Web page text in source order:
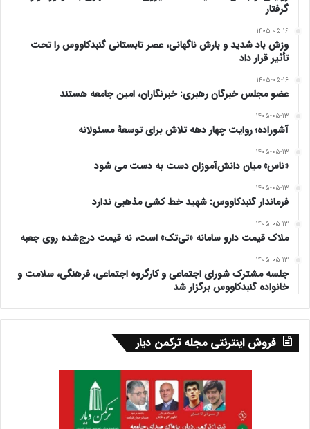
۲- الگوی توسعه صنعتی باید مبتنی بر توسعه خوشه‌های
کسب‌وکار نظیر خوشه مبل،خوشه لبنی و خوشه طیور ،… و کاملاً
مبتنی بر چرخه ارزش‌افزوده و کسب حداکثر ارزش در استان باشد.
۳- الگوی توسعه کشاورزی استان باید انتقال فنّاوری آبیاری،
تکنولوژی کشت گلخانه‌ای، محصولات پربازده کشاورزی مثل جو
دوسر، ….تکنولوژی کمباین‌ها،کارخانجات آرد. برای توانمندسازی
فعالیت‌های تولیدی کشاورزی در راستای اهداف اقتصادی قانون
۴-در این راستا، دانشگاه‌های استان باید به‌سوی تربیت
فارغ‌التحصیلان فن محور، کارآفرین و کسب‌وکار محور حرکت کرده
۵-مطابق رویکرد اقتصاد مقاومتی ، الگوی توسعه صنعتی حتماً باید
۶- رویکرد «تأمین مالی برای صنایع فاقد تقاضای بازار، » اشتباهی
استراتژیک و هدر دادن و غارت منابع محدود مالی کشور است. لذا
گرفتار
۱۴۰۵-۰۵-۱۶
وزش باد شدید و بارش ناگهانی، عصر تابستانی گنبدکاووس را تحت
تأثیر قرار داد
۱۴۰۵-۰۵-۱۶
عضو مجلس خبرگان رهبری: خبرنگاران، امین جامعه هستند
۱۴۰۵-۰۵-۱۳
آشوراده؛ روایت چهار دهه تلاش برای توسعهٔ مسئولانه
۱۴۰۵-۰۵-۱۳
«ناس» میان دانش‌آموزان دست به دست می شود
۱۴۰۵-۰۵-۱۳
فرماندار گنبدکاووس: شهید خط کشی مذهبی ندارد
۱۴۰۵-۰۵-۱۳
ملاک قیمت دارو سامانه «تی‌تک» است، نه قیمت درج‌شده روی جعبه
۱۴۰۵-۰۵-۱۳
جلسه مشترک شورای اجتماعی و کارگروه اجتماعی، فرهنگی، سلامت و
خانواده گنبدکاووس برگزار شد
فروش اینترنتی مجله ترکمن دیار